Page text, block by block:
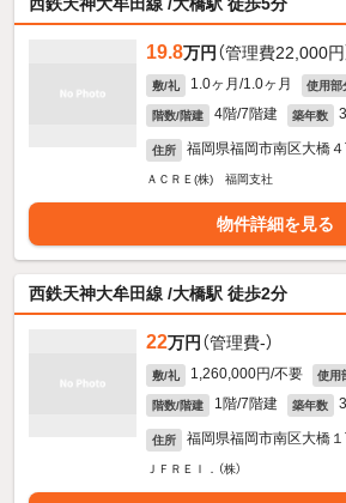
西鉄天神大牟田線 /大橋駅 徒歩5分
19.8万円 （管理費22,000円
敷/礼 1.0ヶ月/1.0ヶ月 使用部
階数/階建 4階/7階建 築年数
住所 福岡県福岡市南区大橋４
ＡＣＲＥ(株) 福岡支社
物件詳細を見る
西鉄天神大牟田線 /大橋駅 徒歩2分
22万円 （管理費-）
敷/礼 1,260,000円/不要 使用
階数/階建 1階/7階建 築年数
住所 福岡県福岡市南区大橋１
ＪＦＲＥＩ．（株）